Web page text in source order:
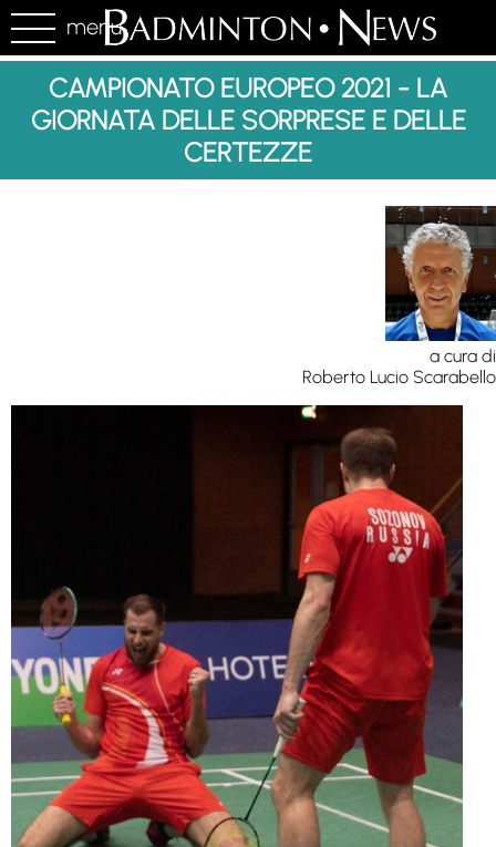
menu
CAMPIONATO EUROPEO 2021 - LA
GIORNATA DELLE SORPRESE E DELLE
CERTEZZE
a cura di
Roberto Lucio Scarabello